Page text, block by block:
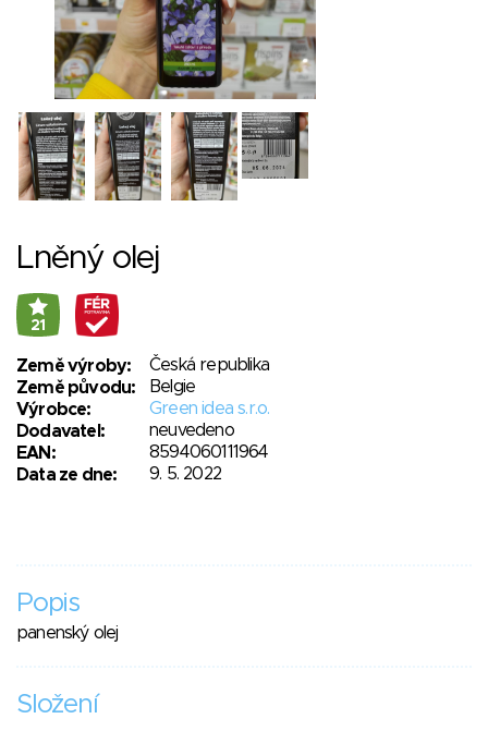
Lněný olej
21
Země výroby:
Česká republika
Země původu:
Belgie
Výrobce:
Green idea s.r.o.
Dodavatel:
neuvedeno
EAN:
8594060111964
Data ze dne:
9. 5. 2022
Popis
panenský olej
Složení